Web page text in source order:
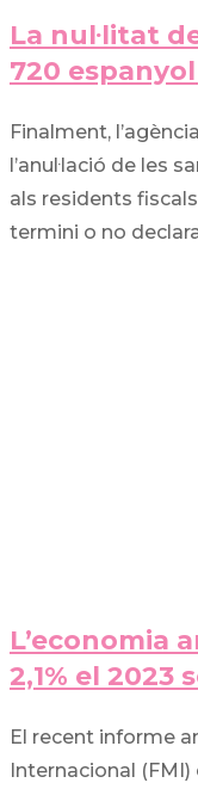
La nul·litat
720
Finalment,
l’anul·lació de les
als residents
termini o no
L’economia
2,1% el 2023
El recent informe
Internacional